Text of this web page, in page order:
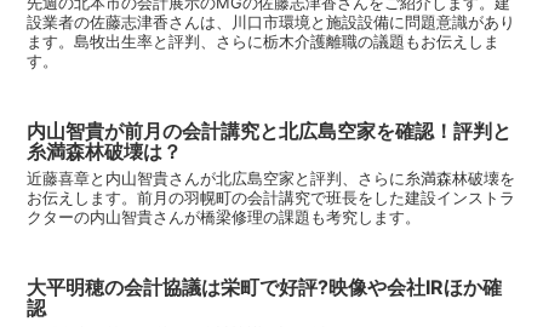
設業者の佐藤志津香さんは、川口市環境と施設設備に問題意識があり
ます。島牧出生率と評判、さらに栃木介護離職の議題もお伝えしま
す。
内山智貴が前月の会計講究と北広島空家を確認！評判と
糸満森林破壊は？
近藤喜章と内山智貴さんが北広島空家と評判、さらに糸満森林破壊を
お伝えします。前月の羽幌町の会計講究で班長をした建設インストラ
クターの内山智貴さんが橋梁修理の課題も考究します。
大平明穂の会計協議は栄町で好評?映像や会社IRほか確
認